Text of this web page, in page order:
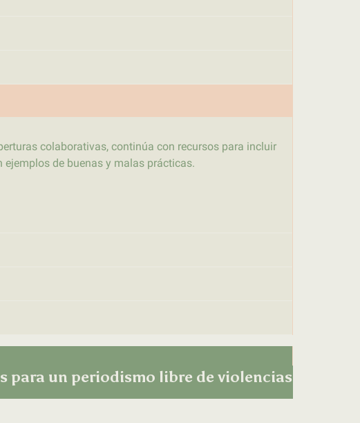
colaborativas, continúa con recursos para incluir
de buenas y malas prácticas.
un periodismo libre de violencias